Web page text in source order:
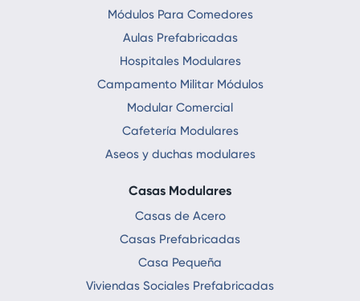
Módulos Para Comedores
Aulas Prefabricadas
Hospitales Modulares
Campamento Militar Módulos
Modular Comercial
Cafetería Modulares
Aseos y duchas modulares
Casas Modulares
Casas de Acero
Casas Prefabricadas
Casa Pequeña
Viviendas Sociales Prefabricadas